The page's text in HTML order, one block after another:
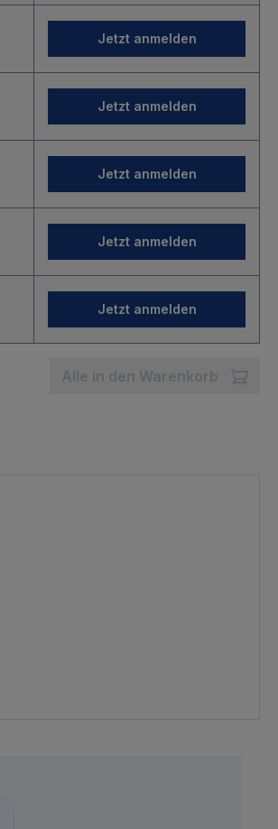
Jetzt anmelden
Jetzt anmelden
Jetzt anmelden
Jetzt anmelden
Jetzt anmelden
Alle in den Warenkorb